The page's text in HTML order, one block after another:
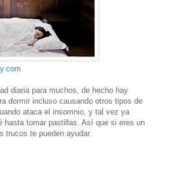
diaria para muchos, de hecho hay
dormir incluso causando otros tipos de
ataca el insomnio, y tal vez ya
hasta tomar pastillas. Así que si eres un
trucos te pueden ayudar.